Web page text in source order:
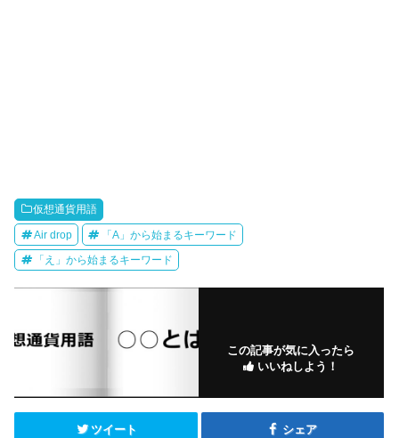
仮想通貨用語
Air drop 「A」から始まるキーワード
「え」から始まるキーワード
この記事が気に入ったら
いいねしよう！
ツイート シェア